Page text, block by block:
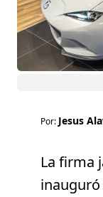
Por: Jesus
La firma
inauguró